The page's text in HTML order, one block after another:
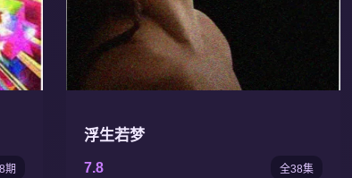
期
浮生若梦
7.8 全38集